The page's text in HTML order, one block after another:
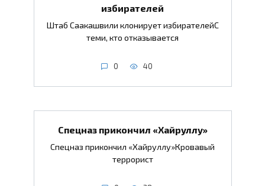
избирателей
Штаб Саакашвили клонирует избирателейС
теми, кто отказывается
0 40
Спецназ прикончил «Хайруллу»
Спецназ прикончил «Хайруллу»Кровавый
террорист